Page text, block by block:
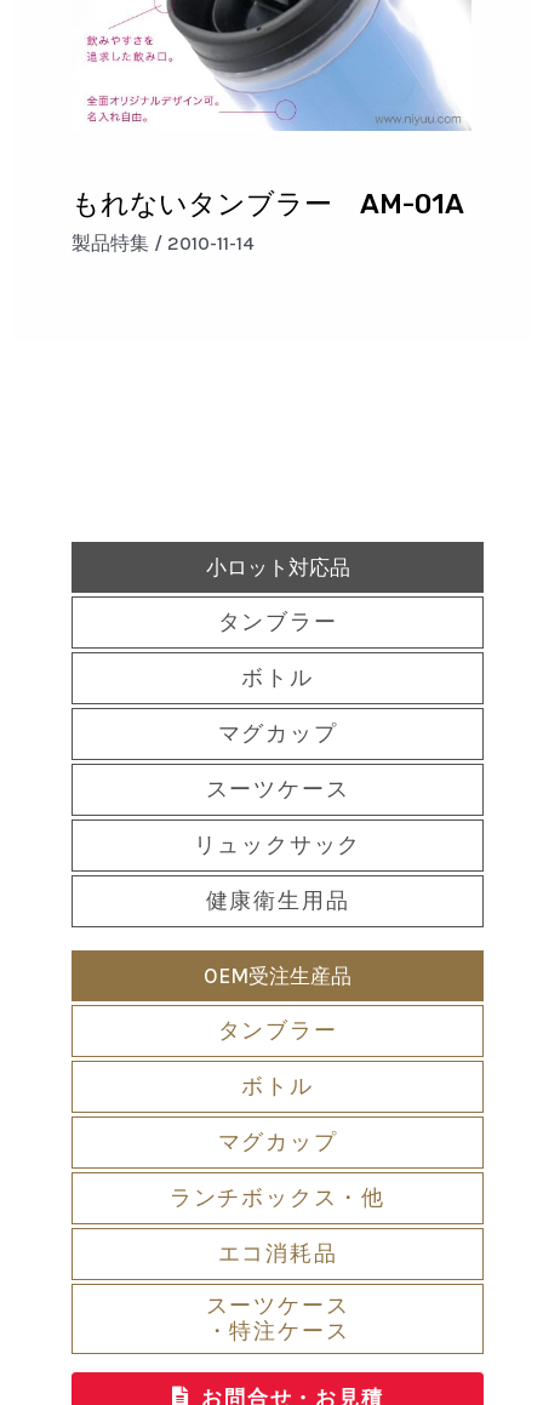
小ロット対応品
タンブラー
ボトル
マグカップ
スーツケース
リュックサック
健康衛生用品
OEM受注生産品
タンブラー
ボトル
マグカップ
ランチボックス・他
エコ消耗品
スーツケース
・特注ケース
お問合せ・お見積
もれないタンブラー AM-01A
製品特集 / 2010-11-14